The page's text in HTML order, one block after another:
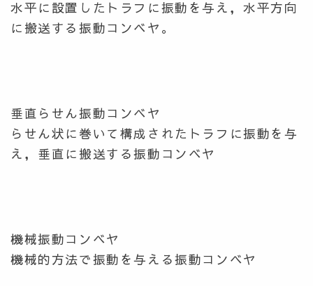
水平に設置したトラフに振動を与え，水平方向
に搬送する振動コンベヤ。
垂直らせん振動コンベヤ
らせん状に巻いて構成されたトラフに振動を与
え，垂直に搬送する振動コンベヤ
機械振動コンベヤ
機械的方法で振動を与える振動コンベヤ